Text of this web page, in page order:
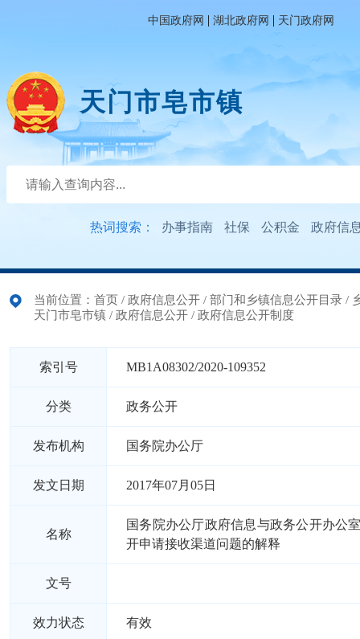
中国政府网 | 湖北政府网 | 天门政府网
天门市皂市镇
热词搜索： 办事指南 社保 公积金 政府信
当前位置： 首页 / 政府信息公开 / 部门和乡镇信息公开目录 /
天门市皂市镇 / 政府信息公开 / 政府信息公开制度
索引号 MB1A08302/2020-109352
分类 政务公开
发布机构 国务院办公厅
发文日期 2017年07月05日
名称
国务院办公厅政府信息与政务公开办公
开申请接收渠道问题的解释
文号
效力状态 有效